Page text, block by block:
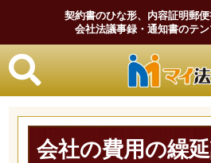
契約書のひな形、内容証明郵便
会社法議事録・通知書のテ
会社の費用の繰